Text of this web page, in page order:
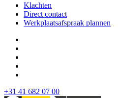
Klachten
Direct contact
Werkplaatsafspraak plannen
+31 41 682 07 00